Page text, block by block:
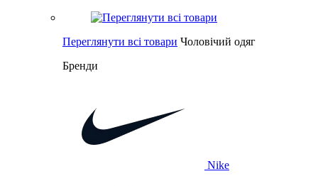
Переглянути всі товари Чоловічий одяг
Бренди
Nike